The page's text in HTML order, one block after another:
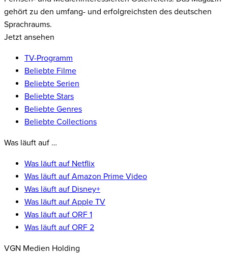
gehört zu den umfang- und erfolgreichsten des deutschen
Sprachraums.
Jetzt ansehen
TV-Programm
Beliebte Filme
Beliebte Serien
Beliebte Stars
Beliebte Genres
Beliebte Collections
Was läuft auf …
Was läuft auf Netflix
Was läuft auf Amazon Prime Video
Was läuft auf Disney+
Was läuft auf Apple TV
Was läuft auf ORF 1
Was läuft auf ORF 2
VGN Medien Holding